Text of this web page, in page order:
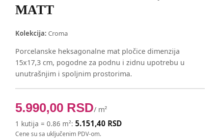
MATT
Kolekcija: Croma
Porcelanske heksagonalne mat pločice dimenzija
15x17,3 cm, pogodne za podnu i zidnu upotrebu u
unutrašnjim i spoljnim prostorima.
5.990,00 RSD/ m²
1 kutija = 0.86 m²: 5.151,40 RSD
Cene su sa uključenim PDV-om.